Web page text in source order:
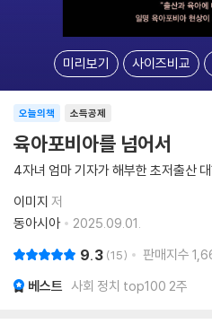
미리보기 사이즈비교
소득공제
오늘의책
육아포비아를 넘어서
4자녀 엄마 기자가 해부한 초저출산
이미지 저
동아시아
2025.09.01.
9.3 15 판매지수
베스트 사회 정치 top100 2주